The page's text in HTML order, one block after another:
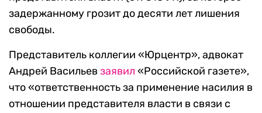
задержанному грозит до десяти лет лишения
свободы.
Представитель коллегии «Юрцентр», адвокат
Андрей Васильев заявил «Российской газете»,
что «ответственность за применение насилия в
отношении представителя власти в связи с